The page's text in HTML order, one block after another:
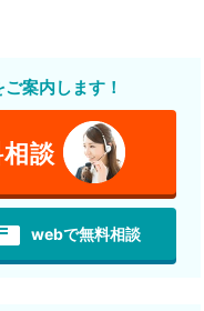
案内します！
談
webで無料相談